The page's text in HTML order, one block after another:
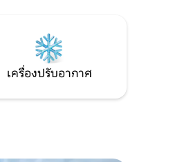
เครื่องปรับอากาศ